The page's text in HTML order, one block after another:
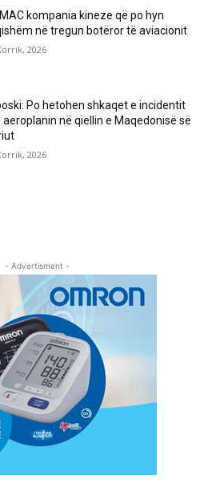
kompania kineze që po hyn
në tregun botëror të aviacionit
2026
Po hetohen shkaqet e incidentit
aeroplanin në qiellin e Maqedonisë së
2026
- Advertisment -